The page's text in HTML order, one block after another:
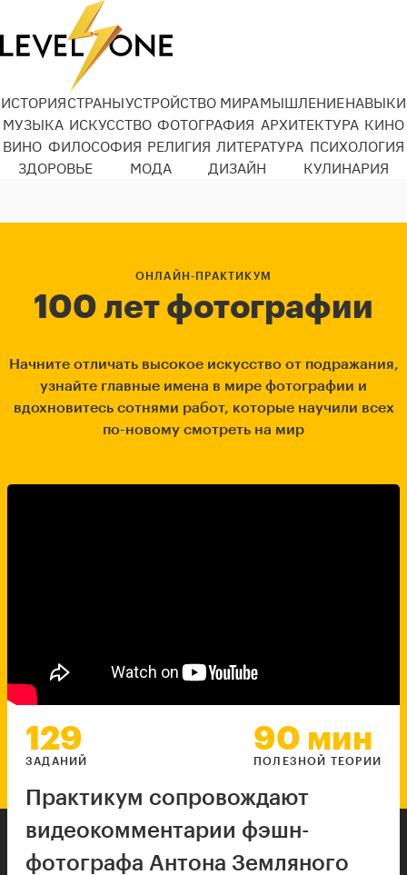
ИСТОРИЯСТРАНЫУСТРОЙСТВО МИРАМЫШЛЕНИЕНАВЫКИ
МУЗЫКА ИСКУССТВО ФОТОГРАФИЯ АРХИТЕКТУРА КИНО
ВИНО ФИЛОСОФИЯ РЕЛИГИЯ ЛИТЕРАТУРА ПСИХОЛОГИЯ
ЗДОРОВЬЕ
МОДА ДИЗАЙН КУЛИНАРИЯ
ОНЛАЙН-ПРАКТИКУМ
100 лет фотографии
Начните отличать высокое искусство от подражания,
узнайте главные имена в мире фотографии и
вдохновитесь сотнями работ, которые научили всех
по-новому смотреть на мир
129
ЗАДАНИЙ
90 мин
ПОЛЕЗНОЙ ТЕОРИИ
Практикум сопровождают
видеокомментарии фэшн-
фотографа Антона Земляного